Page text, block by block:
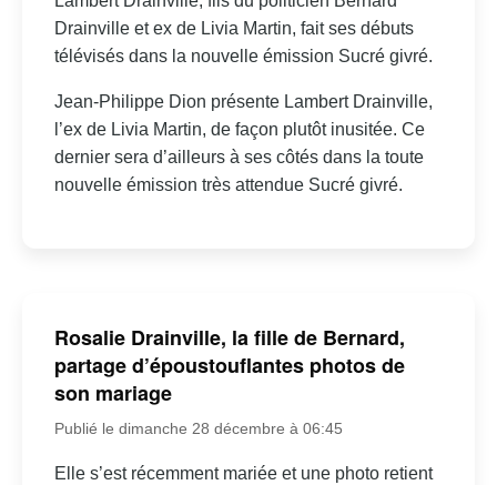
Drainville et ex de Livia Martin, fait ses débuts
télévisés dans la nouvelle émission Sucré givré.
Jean-Philippe Dion présente Lambert Drainville,
l’ex de Livia Martin, de façon plutôt inusitée. Ce
dernier sera d’ailleurs à ses côtés dans la toute
nouvelle émission très attendue Sucré givré.
Rosalie Drainville, la fille de Bernard,
partage d’époustouflantes photos de
son mariage
Publié le dimanche 28 décembre à 06:45
Elle s’est récemment mariée et une photo retient